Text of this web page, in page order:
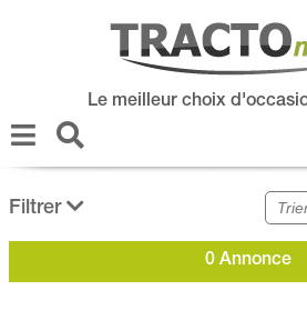
Le meilleur choix
Filtrer
0 Annonce